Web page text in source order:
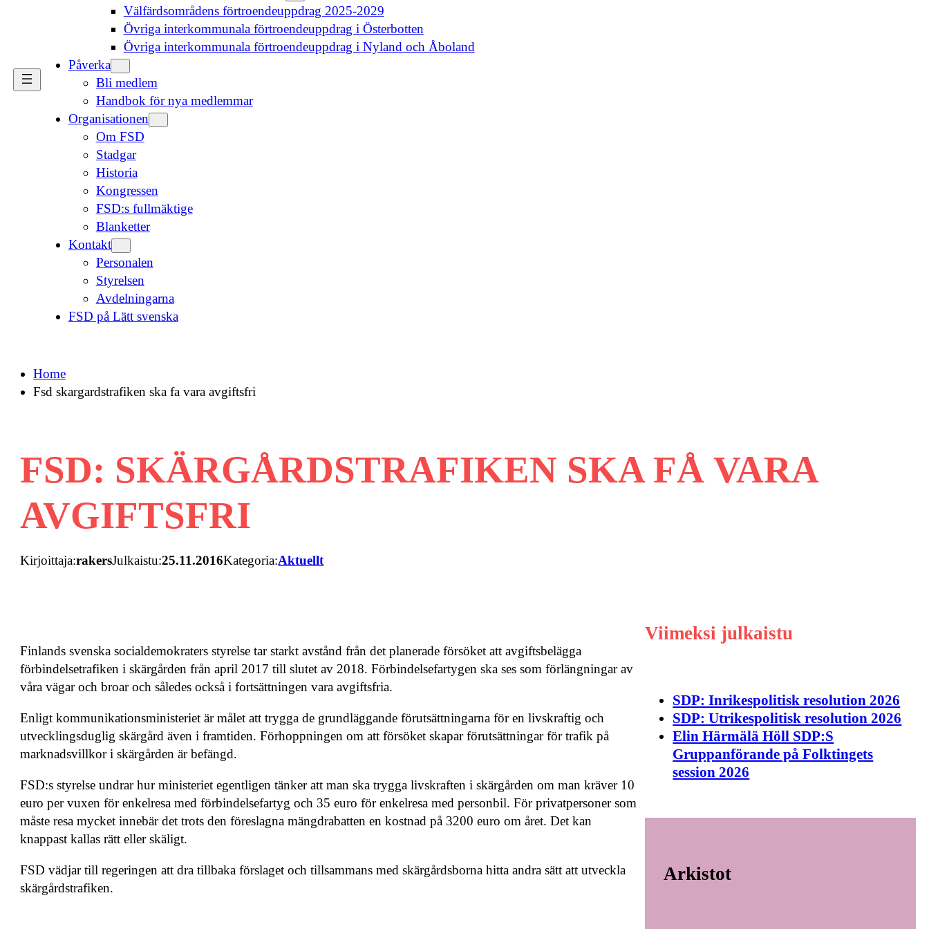
Välfärdsområdens förtroendeuppdrag 2025-2029
Övriga interkommunala förtroendeuppdrag i Österbotten
Övriga interkommunala förtroendeuppdrag i Nyland och Åboland
Påverka
Bli medlem
Handbok för nya medlemmar
Organisationen
Om FSD
Stadgar
Historia
Kongressen
FSD:s fullmäktige
Blanketter
Kontakt
Personalen
Styrelsen
Avdelningarna
FSD på Lätt svenska
Home
Fsd skargardstrafiken ska fa vara avgiftsfri
FSD: SKÄRGÅRDSTRAFIKEN SKA FÅ VARA
AVGIFTSFRI
Kirjoittaja:rakersJulkaistu:25.11.2016Kategoria:Aktuellt
Finlands svenska socialdemokraters styrelse tar starkt avstånd från det planerade försöket att avgiftsbelägga
förbindelsetrafiken i skärgården från april 2017 till slutet av 2018. Förbindelsefartygen ska ses som förlängningar av
våra vägar och broar och således också i fortsättningen vara avgiftsfria.
Enligt kommunikationsministeriet är målet att trygga de grundläggande förutsättningarna för en livskraftig och
utvecklingsduglig skärgård även i framtiden. Förhoppningen om att försöket skapar förutsättningar för trafik på
marknadsvillkor i skärgården är befängd.
FSD:s styrelse undrar hur ministeriet egentligen tänker att man ska trygga livskraften i skärgården om man kräver 10
euro per vuxen för enkelresa med förbindelsefartyg och 35 euro för enkelresa med personbil. För privatpersoner som
måste resa mycket innebär det trots den föreslagna mängdrabatten en kostnad på 3200 euro om året. Det kan
knappast kallas rätt eller skäligt.
FSD vädjar till regeringen att dra tillbaka förslaget och tillsammans med skärgårdsborna hitta andra sätt att utveckla
skärgårdstrafiken.
Viimeksi julkaistu
SDP: Inrikespolitisk resolution 2026
SDP: Utrikespolitisk resolution 2026
Elin Härmälä Höll SDP:S
Gruppanförande på Folktingets
session 2026
Arkistot